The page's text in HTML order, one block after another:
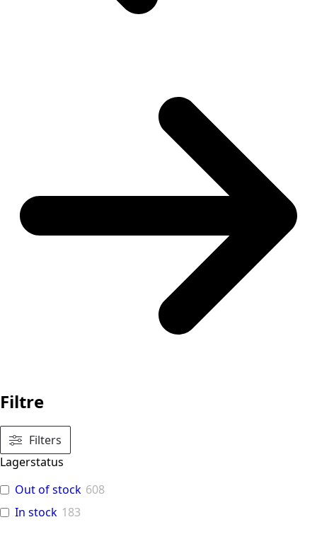
Filtre
Filters
Lagerstatus
Out of stock 608
In stock 183